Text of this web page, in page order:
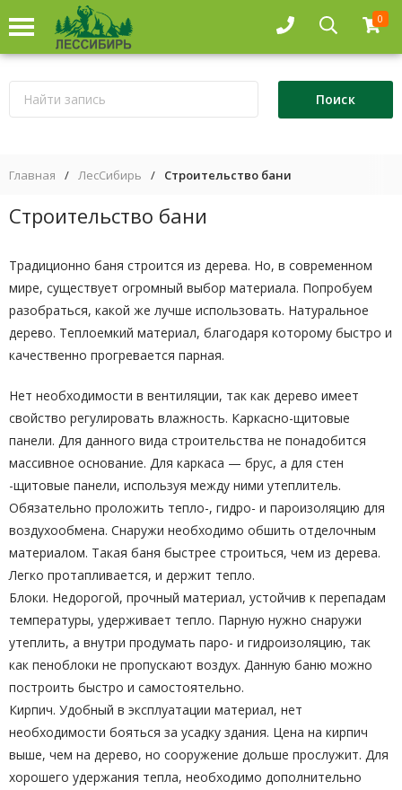
0
Главная / ЛесСибирь / Строительство бани
Строительство бани
Традиционно баня строится из дерева. Но, в современном
мире, существует огромный выбор материала. Попробуем
разобраться, какой же лучше использовать. Натуральное
дерево. Теплоемкий материал, благодаря которому быстро и
качественно прогревается парная.
Нет необходимости в вентиляции, так как дерево имеет
свойство регулировать влажность. Каркасно-щитовые
панели. Для данного вида строительства не понадобится
массивное основание. Для каркаса — брус, а для стен
-щитовые панели, используя между ними утеплитель.
Обязательно проложить тепло-, гидро- и пароизоляцию для
воздухообмена. Снаружи необходимо обшить отделочным
материалом. Такая баня быстрее строиться, чем из дерева.
Легко протапливается, и держит тепло.
Блоки. Недорогой, прочный материал, устойчив к перепадам
температуры, удерживает тепло. Парную нужно снаружи
утеплить, а внутри продумать паро- и гидроизоляцию, так
как пеноблоки не пропускают воздух. Данную баню можно
построить быстро и самостоятельно.
Кирпич. Удобный в эксплуатации материал, нет
необходимости бояться за усадку здания. Цена на кирпич
выше, чем на дерево, но сооружение дольше прослужит. Для
хорошего удержания тепла, необходимо дополнительно